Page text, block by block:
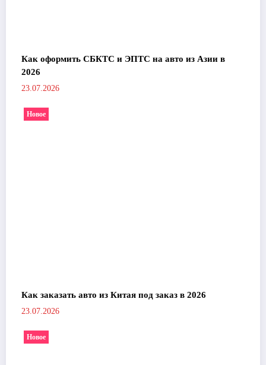
Как оформить СБКТС и ЭПТС на авто из Азии в
2026
23.07.2026
Новое
Как заказать авто из Китая под заказ в 2026
23.07.2026
Новое